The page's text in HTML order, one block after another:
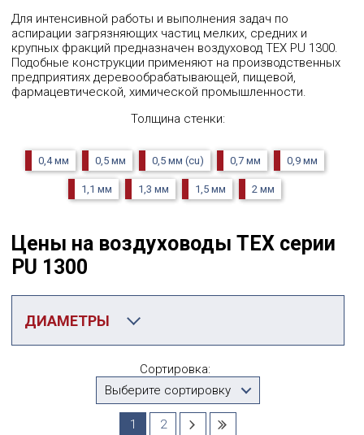
Для интенсивной работы и выполнения задач по
аспирации загрязняющих частиц мелких, средних и
крупных фракций предназначен воздуховод TEX PU 1300.
Подобные конструкции применяют на производственных
предприятиях деревообрабатывающей, пищевой,
фармацевтической, химической промышленности.
Толщина стенки:
0,4 мм 0,5 мм 0,5 мм (cu) 0,7 мм 0,9 мм
1,1 мм 1,3 мм 1,5 мм 2 мм
Цены на воздуховоды TEX серии
PU 1300
ДИАМЕТРЫ
TEX PU 1300
Сортировка:
Выберите сортировку
1 2